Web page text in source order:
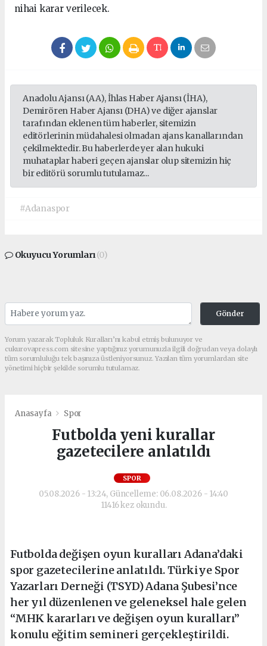
nihai karar verilecek.
Anadolu Ajansı (AA), İhlas Haber Ajansı (İHA),
Demirören Haber Ajansı (DHA) ve diğer ajanslar
tarafından eklenen tüm haberler, sitemizin
editörlerinin müdahalesi olmadan ajans kanallarından
çekilmektedir. Bu haberlerde yer alan hukuki
muhataplar haberi geçen ajanslar olup sitemizin hiç
bir editörü sorumlu tutulamaz...
#Adanaspor
Okuyucu Yorumları(0)
Gönder
Yorum yazarak Topluluk Kuralları’nı kabul etmiş bulunuyor ve
cukurovapress.com sitesine yaptığınız yorumunuzla ilgili doğrudan veya dolaylı
tüm sorumluluğu tek başınıza üstleniyorsunuz. Yazılan tüm yorumlardan site
yönetimi hiçbir şekilde sorumlu tutulamaz.
Anasayfa Spor
Futbolda yeni kurallar
gazetecilere anlatıldı
SPOR
05.08.2026 - 13:24, Güncelleme: 06.08.2026 - 14:40
11416 kez okundu.
Futbolda değişen oyun kuralları Adana’daki
spor gazetecilerine anlatıldı. Türkiye Spor
Yazarları Derneği (TSYD) Adana Şubesi’nce
her yıl düzenlenen ve geleneksel hale gelen
“MHK kararları ve değişen oyun kuralları”
konulu eğitim semineri gerçekleştirildi.